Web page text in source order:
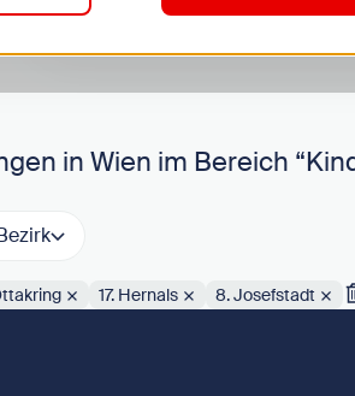
in Wien im Bereich
17. Hernals 8. Josefstadt